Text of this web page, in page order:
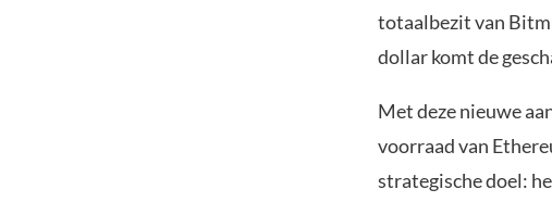
totaalbezit van
dollar komt de
Met deze nieuwe
voorraad van
strategische doel: